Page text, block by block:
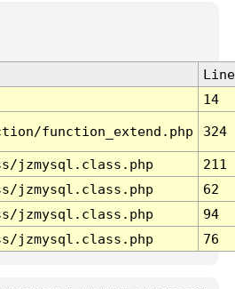
Line
14
function_extend.php 324
jzmysql.class.php
211
jzmysql.class.php
62
jzmysql.class.php
94
jzmysql.class.php 76